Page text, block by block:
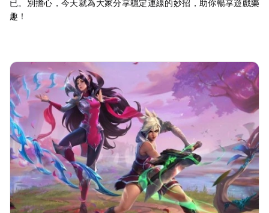
已。別擔心，今天就為大家分享穩定連線的妙招，助你暢享遊戲樂
趣！